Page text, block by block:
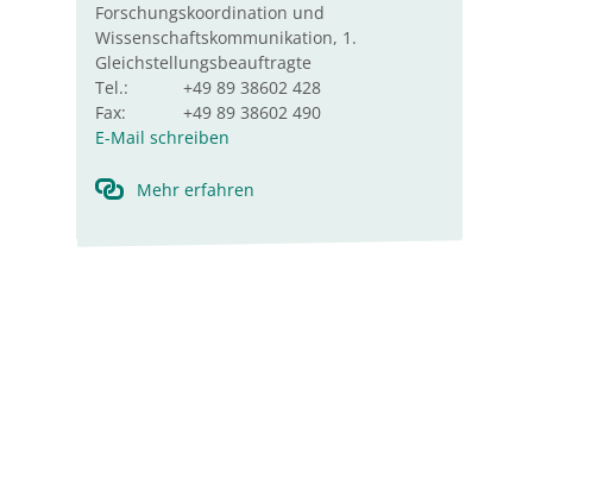
Forschungskoordination und
Wissenschaftskommunikation, 1.
Gleichstellungsbeauftragte
Tel.:
+49 89 38602 428
Fax:
+49 89 38602 490
E-Mail schreiben
Mehr erfahren